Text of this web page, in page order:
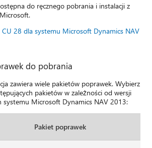
do ręcznego pobrania i instalacji z
CU 28 dla systemu Microsoft Dynamics NAV
do pobrania
zawiera wiele pakietów poprawek. Wybierz
pakietów w zależności od wersji
systemu Microsoft Dynamics NAV 2013:
Pakiet poprawek